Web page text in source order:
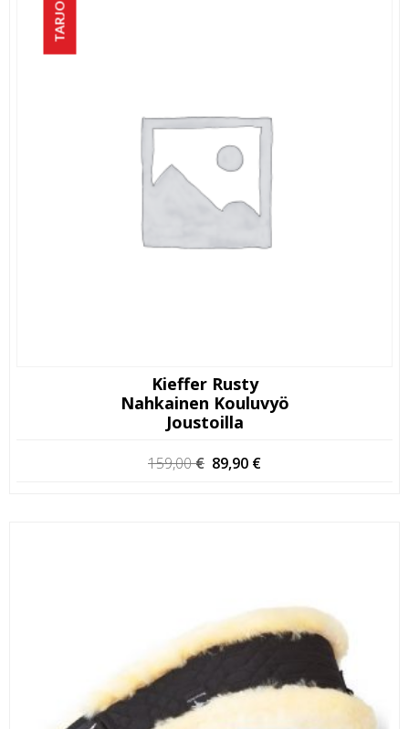
Kieffer Rusty
Nahkainen Kouluvyö
Joustoilla
159,00€ Alkuperäinen
89,90 €